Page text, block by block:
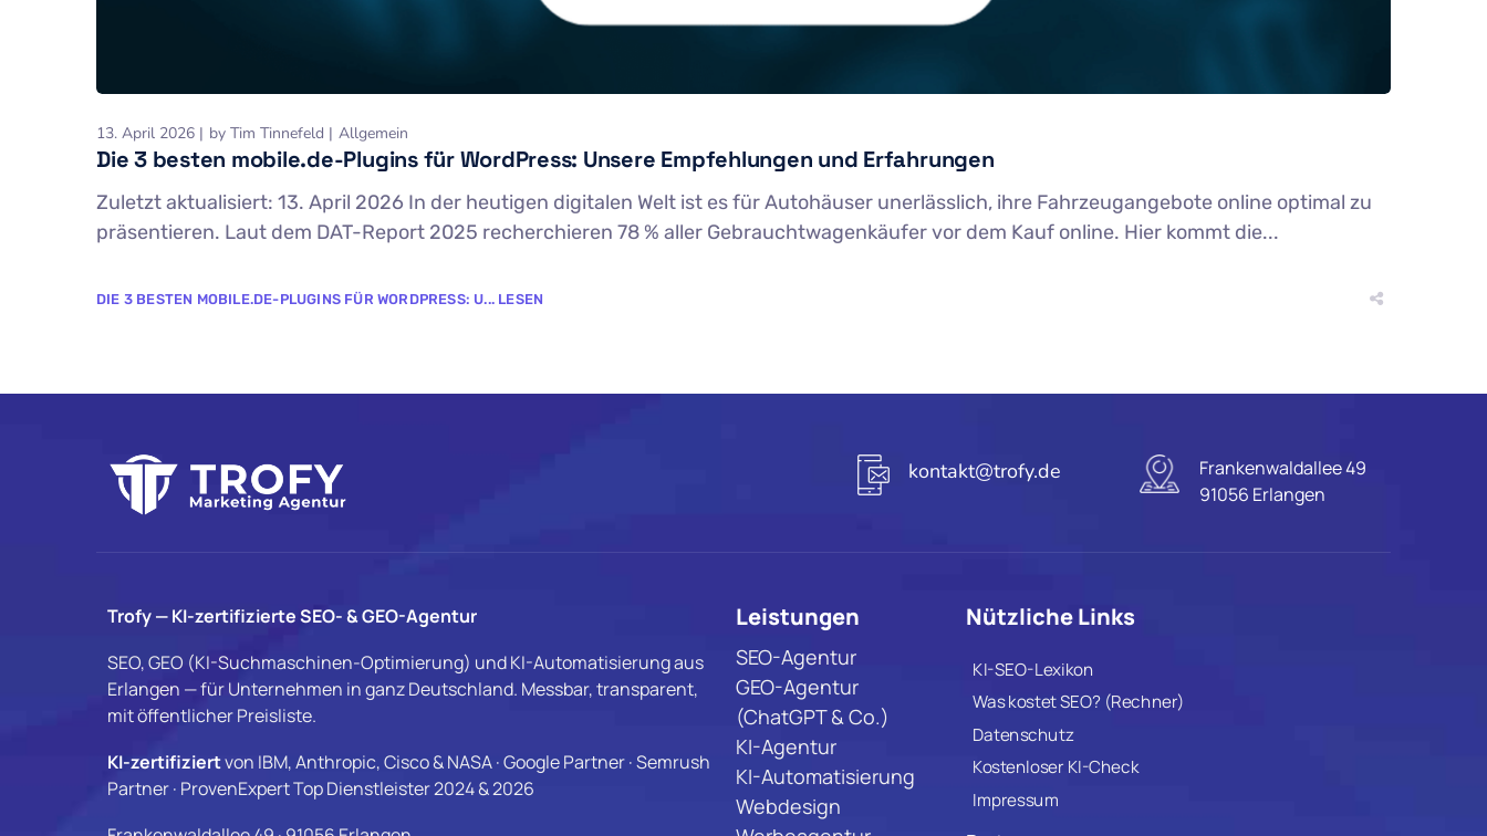
13. April 2026 by Tim Tinnefeld Allgemein
Die 3 besten mobile.de-Plugins für WordPress: Unsere Empfehlungen und Erfahrungen
Zuletzt aktualisiert: 13. April 2026 In der heutigen digitalen Welt ist es für Autohäuser unerlässlich, ihre Fahrzeugangebote online optimal zu
präsentieren. Laut dem DAT-Report 2025 recherchieren 78 % aller Gebrauchtwagenkäufer vor dem Kauf online. Hier kommt die...
DIE 3 BESTEN MOBILE.DE-PLUGINS FÜR WORDPRESS: U... LESEN
kontakt@trofy.de
Frankenwaldallee 49
91056 Erlangen
Trofy — KI-zertifizierte SEO- & GEO-Agentur
SEO, GEO (KI-Suchmaschinen-Optimierung) und KI-Automatisierung aus
Erlangen — für Unternehmen in ganz Deutschland. Messbar, transparent,
mit öffentlicher Preisliste.
KI-zertifiziertvon IBM, Anthropic, Cisco & NASA · Google Partner · Semrush
Partner · ProvenExpert Top Dienstleister 2024 & 2026
Leistungen
SEO-Agentur
GEO-Agentur
(ChatGPT & Co.)
KI-Agentur
KI-Automatisierung
Webdesign
Nützliche Links
KI-SEO-Lexikon
Was kostet SEO? (Rechner)
Datenschutz
Kostenloser KI-Check
Impressum